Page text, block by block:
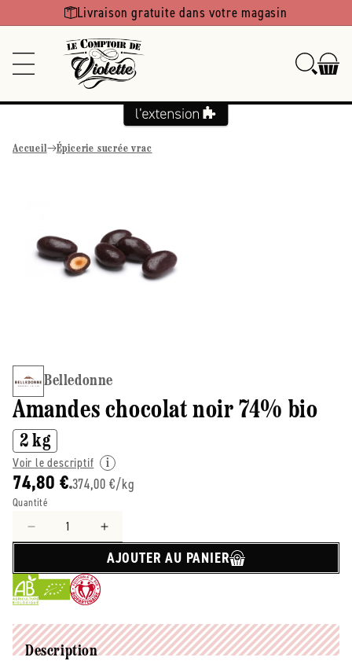
Ignorer et
passer au Livraison gratuite dans votre magasin
Accueil Épicerie sucrée vrac
Belledonne
Amandes chocolat noir 74% bio
2 kg
Voir le descriptif
74,80 €374,00 €/kg
Quantité
Réduire
de
Belledonne
-
Amandes
Augmenter
la
quantité
-
Amandes
AJOUTER AU PANIER
Description